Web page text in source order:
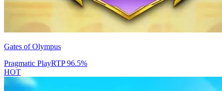
Gates of Olympus
Pragmatic PlayRTP96.5%
HOT